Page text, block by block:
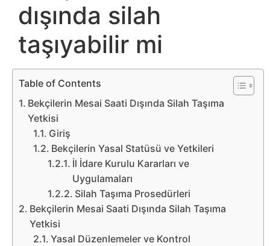
İşlemleri
Belgesel
Bilgi
Bilgisayar
Bilim
Bitcoin
Bitkiler
Çizgi
dışında silah
taşıyabilir mi
Table of Contents
Bekçilerin Mesai Saati Dışında Silah Taşıma
Yetkisi
Giriş
Bekçilerin Yasal Statüsü ve Yetkileri
İl İdare Kurulu Kararları ve
Uygulamaları
Silah Taşıma Prosedürleri
Bekçilerin Mesai Saati Dışında Silah Taşıma
Yetkisi
Yasal Düzenlemeler ve Kontrol